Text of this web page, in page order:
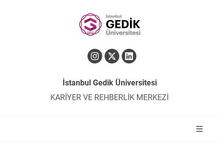
İstanbul Gedik Üniversitesi
KARİYER VE REHBERLİK MERKEZİ